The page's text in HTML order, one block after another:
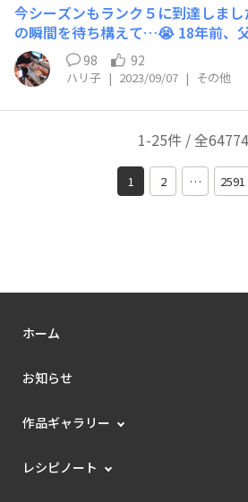
真も撮っていただきまして… 何か
けしてスミマセン🙇‍♀️💦 いつもあり
作品は、また後ほど…😚🎵
今シーズンもランク５に到達しま
の瞬間を待ち構えて…😭 18年前、父と始めたDIYから、1
人に変わり… ただ好きなハワイを感
して✨ DIYを楽しんできました🤭 そんな私がカインズWS
🔨✨のおかげで、色んな場所に友達
かになりました😆 今シーズンはランク５は無理かと思い
ましたが、皆さんの励ましと応援の
に、ここに立つ事ができました😭
してくださいね😂
98 92
ハリ子 | 2023/09/07 | その他
1-25件 / 全
1 2 … 2591
ホーム
お知らせ
作品ギャラリー
レシピノート